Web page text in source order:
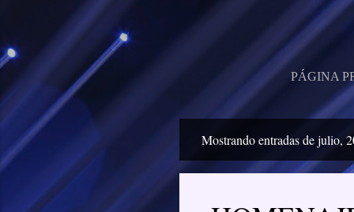
PÁGINA
n
Mostrando entradas de julio,